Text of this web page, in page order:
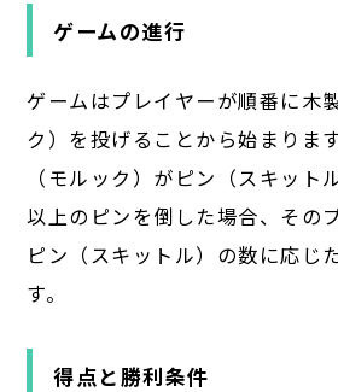
ゲームの進行
ゲームはプレイヤーが順番に木
ク）を投げることから始まりま
（モルック）がピン（スキット
以上のピンを倒した場合、その
ピン（スキットル）の数に応じ
す。
得点と勝利条件